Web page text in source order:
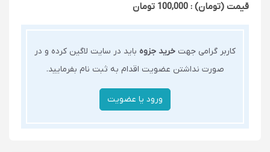
قیمت (تومان) : 100,000 تومان
کاربر گرامی جهت خرید جزوه باید در سایت لاگین کرده و در
صورت نداشتن عضویت اقدام به ثبت نام بفرمایید.